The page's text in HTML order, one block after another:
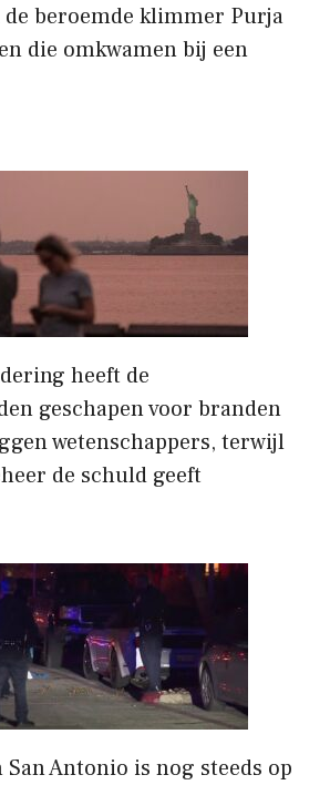
beroemde klimmer Purja
die omkwamen bij een
heeft de
geschapen voor branden
wetenschappers, terwijl
de schuld geeft
Antonio is nog steeds op